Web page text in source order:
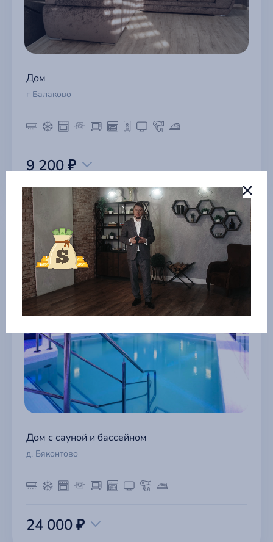
Дом
г Балаково
9 200 ₽
Дом с сауной и бассейном
д. Бяконтово
24 000 ₽